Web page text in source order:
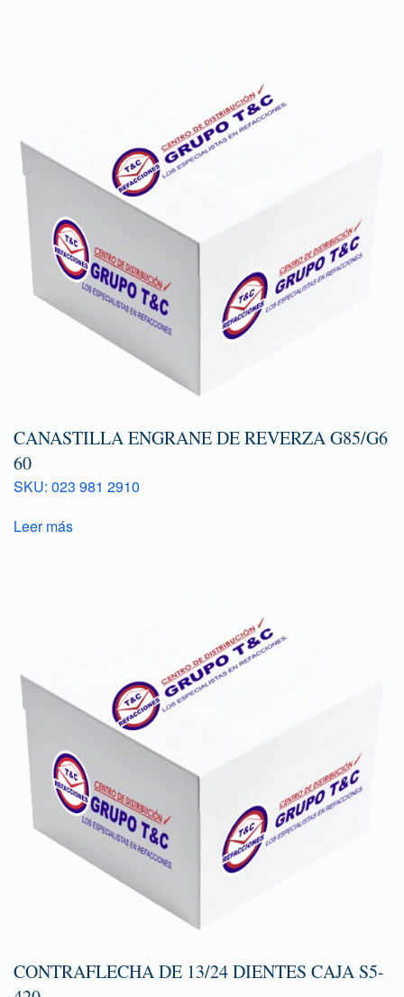
CANASTILLA ENGRANE DE REVERZA G85/G6
60
SKU: 023 981 2910
Leer más
CONTRAFLECHA DE 13/24 DIENTES CAJA S5-